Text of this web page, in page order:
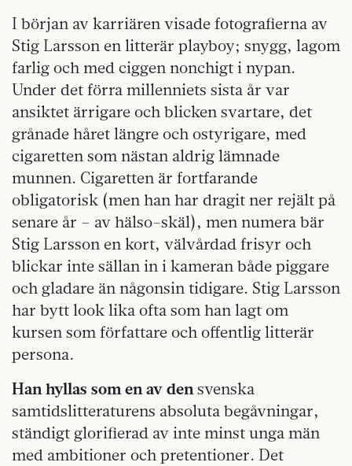
I början av karriären visade fotografierna av
Stig Larsson en litterär playboy; snygg, lagom
farlig och med ciggen nonchigt i nypan.
Under det förra millenniets sista år var
ansiktet ärrigare och blicken svartare, det
grånade håret längre och ostyrigare, med
cigaretten som nästan aldrig lämnade
munnen. Cigaretten är fortfarande
obligatorisk (men han har dragit ner rejält på
senare år – av hälso-skäl), men numera bär
Stig Larsson en kort, välvårdad frisyr och
blickar inte sällan in i kameran både piggare
och gladare än någonsin tidigare. Stig Larsson
har bytt look lika ofta som han lagt om
kursen som författare och offentlig litterär
persona.
Han hyllas som en av densvenska
samtidslitteraturens absoluta begåvningar,
ständigt glorifierad av inte minst unga män
med ambitioner och pretentioner. Det